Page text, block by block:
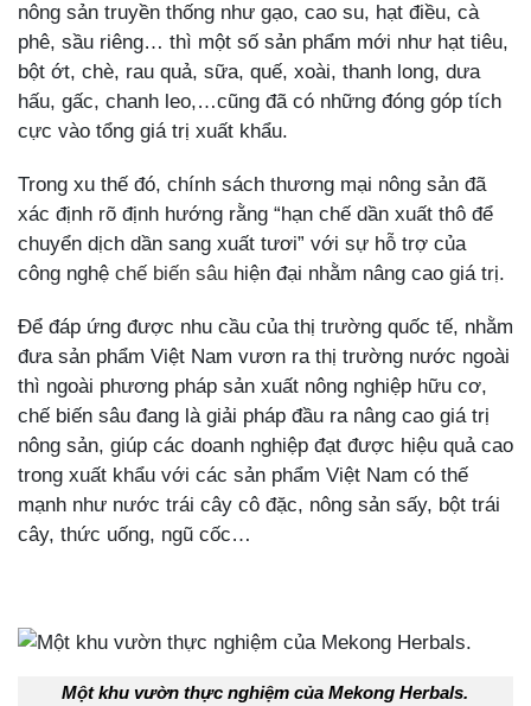
nông sản truyền thống như gạo, cao su, hạt điều, cà
phê, sầu riêng… thì một số sản phẩm mới như hạt tiêu,
bột ớt, chè, rau quả, sữa, quế, xoài, thanh long, dưa
hấu, gấc, chanh leo,…cũng đã có những đóng góp tích
cực vào tổng giá trị xuất khẩu.
Trong xu thế đó, chính sách thương mại nông sản đã
xác định rõ định hướng rằng “hạn chế dần xuất thô để
chuyển dịch dần sang xuất tươi” với sự hỗ trợ của
công nghệ chế biến sâu hiện đại nhằm nâng cao giá trị.
Để đáp ứng được nhu cầu của thị trường quốc tế, nhằm
đưa sản phẩm Việt Nam vươn ra thị trường nước ngoài
thì ngoài phương pháp sản xuất nông nghiệp hữu cơ,
chế biến sâu đang là giải pháp đầu ra nâng cao giá trị
nông sản, giúp các doanh nghiệp đạt được hiệu quả cao
trong xuất khẩu với các sản phẩm Việt Nam có thế
mạnh như nước trái cây cô đặc, nông sản sấy, bột trái
cây, thức uống, ngũ cốc…
Một khu vườn thực nghiệm của Mekong Herbals.